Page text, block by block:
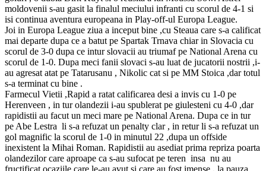
moldovenii s-au gasit la finalul meciului infranti cu scorul de 4-1 si
isi continua aventura europeana in Play-off-ul Europa League.
Joi in Europa League ziua a inceput bine ,cu Steaua care s-a calificat
mai departe dupa ce a batut pe Spartak Trnava chiar in Slovacia cu
scorul de 3-0 dupa ce intur slovacii au triumaf pe National Arena cu
scorul de 1-0. Dupa meci fanii slovaci s-au luat de jucatorii nostrii ,i-
au agresat atat pe Tatarusanu , Nikolic cat si pe MM Stoica ,dar totul
s-a terminat cu bine .
Farmecul Vietii ,Rapid a ratat calificarea desi a invis cu 1-0 pe
Herenveen , in tur olandezii i-au spublerat pe giulesteni cu 4-0 ,dar
rapidistii au facut un meci mare pe National Arena. Dupa ce in tur
pe Abe Lestra li s-a refuzat un penalty clar , in retur li s-a refuzat un
gol magnific la scorul de 1-0 in minutul 22 ,dupa un offside
inexistent la Mihai Roman. Rapidistii au asediat prima repriza poarta
olandezilor care aproape ca s-au sufocat pe teren insa nu au